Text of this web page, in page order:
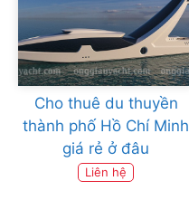
Cho thuê du thuyền
thành phố Hồ Chí Minh
giá rẻ ở đâu
Liên hệ